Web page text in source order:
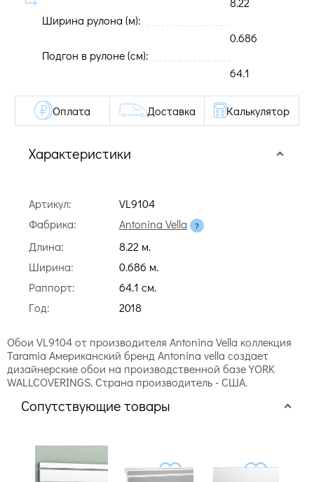
Ширина рулона (м):
0.686
Подгон в рулоне (cм):
64.1
Характеристики
Артикул:
VL9104
Фабрика:
Antonina Vella
Длина:
8.22 м.
Ширина:
0.686 м.
Раппорт:
64.1 cм.
Год:
2018
Оплата Доставка Калькулятор
Обои VL9104 от производителя Antonina Vella коллекция
Taramia Американский бренд Antonina vella создает
дизайнерские обои на производственной базе YORK
WALLCOVERINGS. Страна производитель - США.
Сопутствующие товары